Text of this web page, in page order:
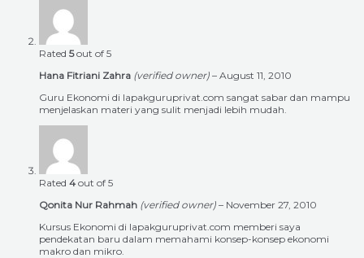
Rated 5out of 5
Hana Fitriani Zahra (verified owner) – August 11, 2010
Guru Ekonomi di lapakguruprivat.com sangat sabar dan mampu
menjelaskan materi yang sulit menjadi lebih mudah.
Rated 4 out of 5
Qonita Nur Rahmah (verified owner) – November 27, 2010
Kursus Ekonomi di lapakguruprivat.com memberi saya
pendekatan baru dalam memahami konsep-konsep ekonomi
makro dan mikro.